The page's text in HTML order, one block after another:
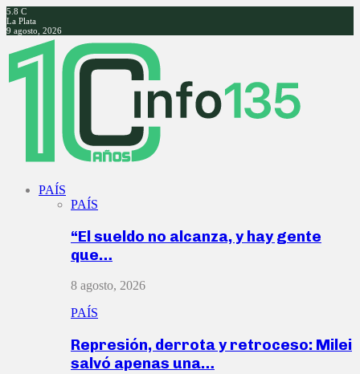
5.8 C
La Plata
9 agosto, 2026
Facebook
Twitter
Instagram
Youtube
PAÍS
PAÍS
“El sueldo no alcanza, y hay gente
que…
8 agosto, 2026
PAÍS
Represión, derrota y retroceso: Milei
salvó apenas una…